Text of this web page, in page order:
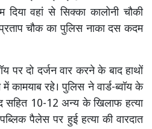
दिया वहां से सिक्का कालोनी चौकी
चौक का पुलिस नाका दस कदम
पर दो दर्जन वार करने के बाद हाथों
कामयाब रहे। पुलिस ने वार्ड-ब्वॉय के
सहित 10-12 अन्य के खिलाफ हत्या
पैलेस पर हुई हत्या की वारदात